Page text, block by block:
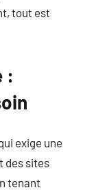
tout est
:
exige une
des sites
tenant